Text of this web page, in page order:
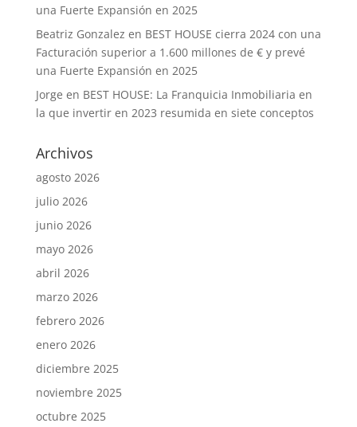
una Fuerte Expansión en 2025
Beatriz Gonzalez en BEST HOUSE cierra 2024 con una
Facturación superior a 1.600 millones de € y prevé
una Fuerte Expansión en 2025
Jorge en BEST HOUSE: La Franquicia Inmobiliaria en
la que invertir en 2023 resumida en siete conceptos
Archivos
agosto 2026
julio 2026
junio 2026
mayo 2026
abril 2026
marzo 2026
febrero 2026
enero 2026
diciembre 2025
noviembre 2025
octubre 2025